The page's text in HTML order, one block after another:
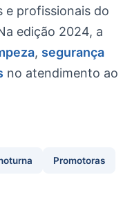
e profissionais do
edição 2024, a
, segurança
no atendimento ao
Promotoras